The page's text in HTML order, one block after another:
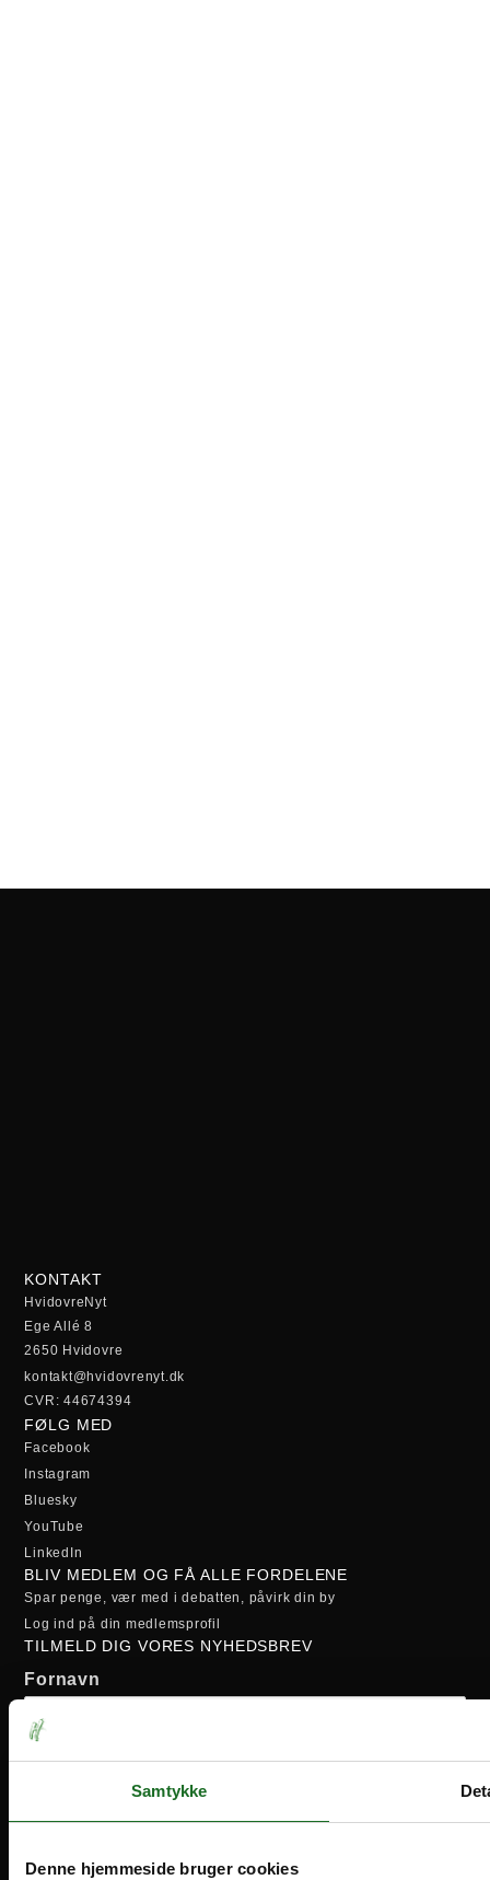
Samtykke
Denne hjemmeside bruger cookies
KONTAKT
HvidovreNyt
Ege Allé 8
2650 Hvidovre
kontakt@hvidovrenyt.dk
CVR: 44674394
FØLG MED
Facebook
Instagram
Bluesky
YouTube
LinkedIn
BLIV MEDLEM OG FÅ ALLE FORDELENE
Spar penge, vær med i debatten, påvirk din by
Log ind på din medlemsprofil
TILMELD DIG VORES NYHEDSBREV
Fornavn
Efternavn